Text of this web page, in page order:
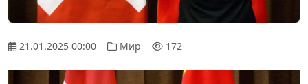
21.01.2025 00:00 Мир 172